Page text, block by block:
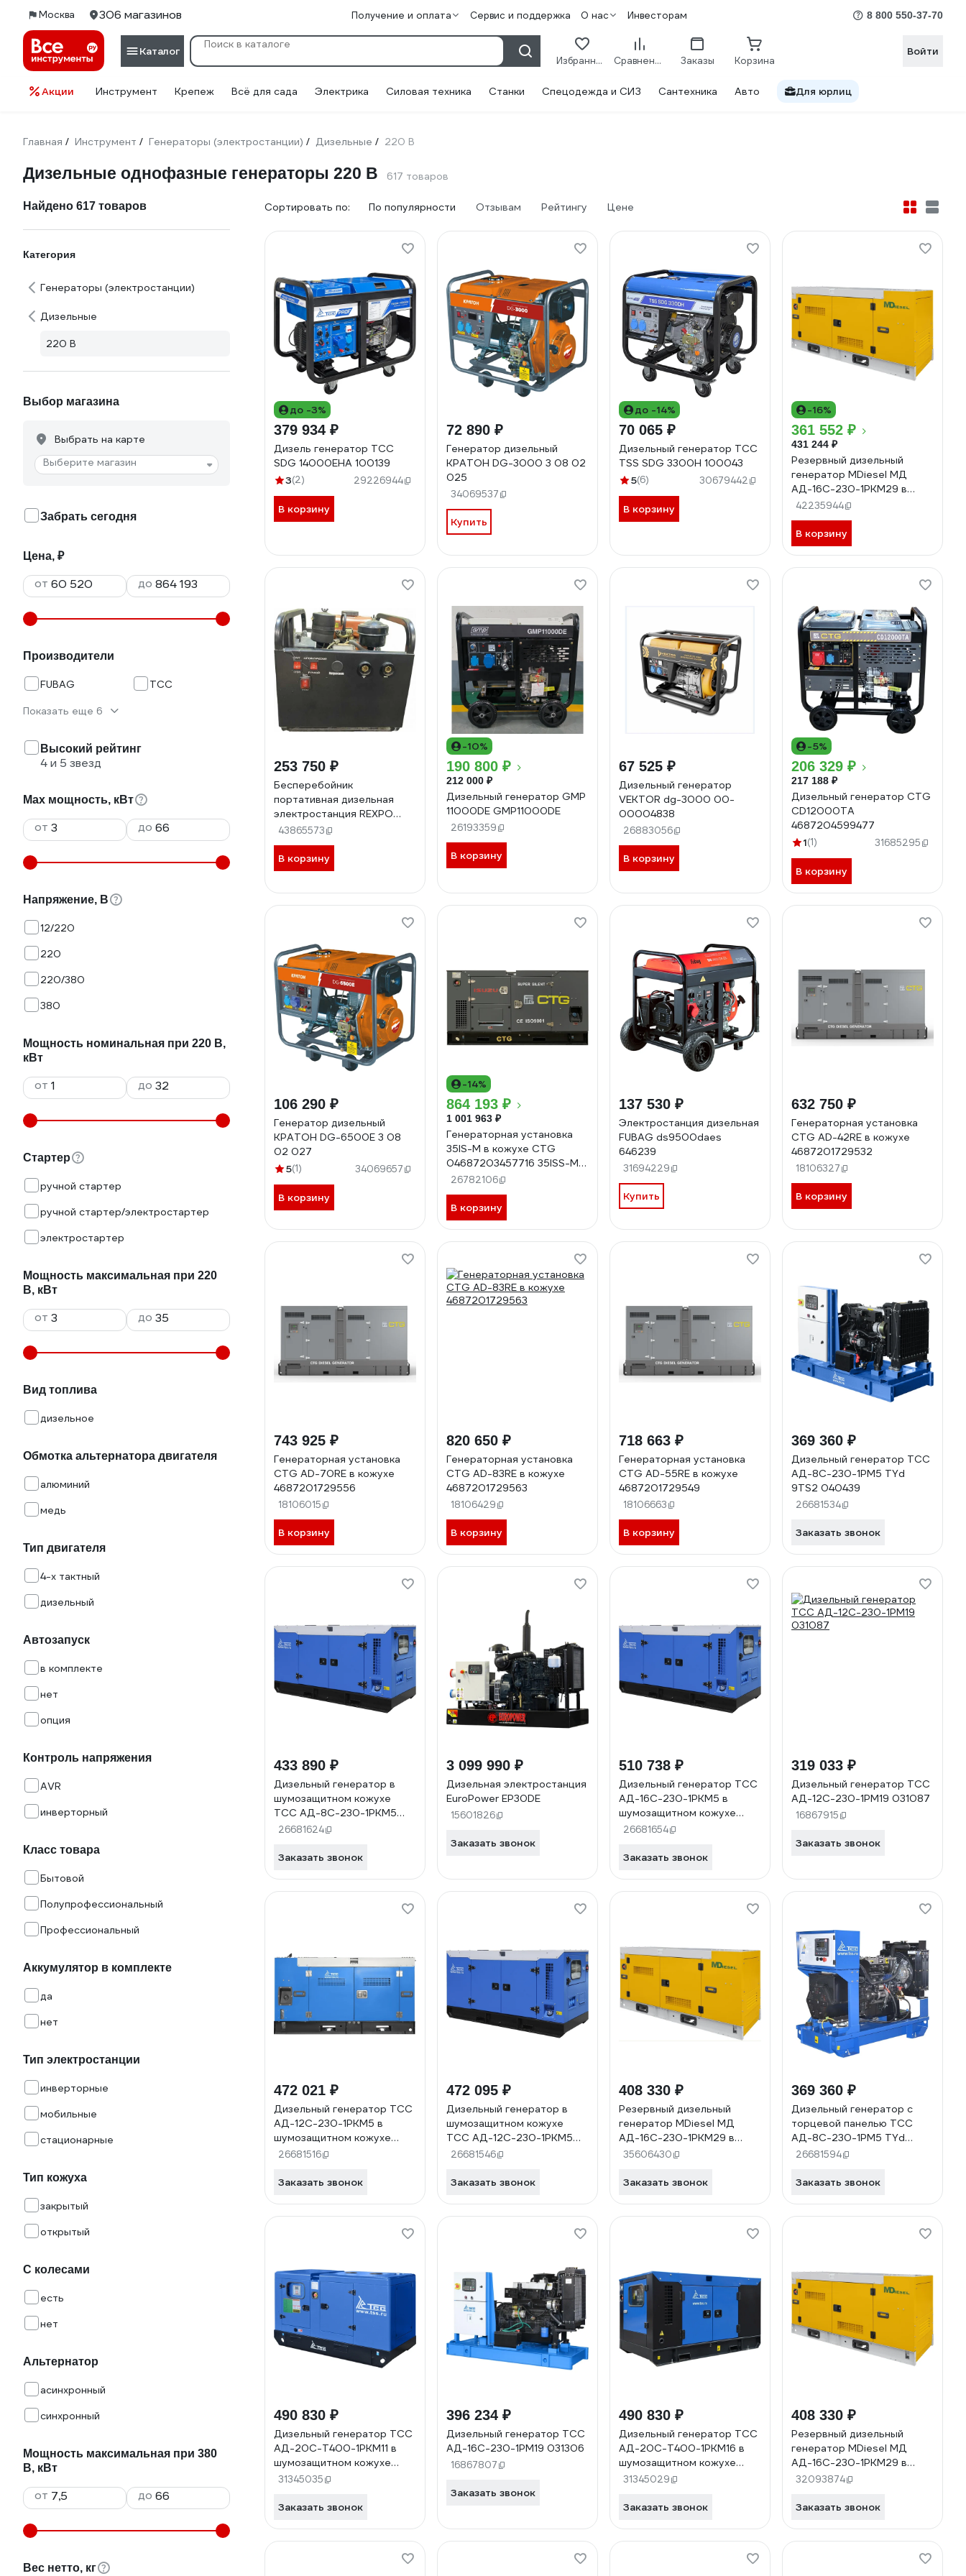
Москва 306 магазинов Получение и оплата Сервис и поддержка О нас Инвесторам 8 800 550-37-70
Каталог
Избранное Сравнение Заказы Корзина
Войти
Акции Инструмент Крепеж Всё для сада Электрика Силовая техника Станки Спецодежда и СИЗ Сантехника Авто Для юрлиц
Главная / Инструмент / Генераторы (электростанции) / Дизельные / 220 В
Дизельные однофазные генераторы 220 В 617 товаров
Найдено 617 товаров
Категория
Генераторы (электростанции)
Дизельные
220 В
Выбор магазина
Выбрать на карте
Выберите магазин
Забрать сегодня
Цена, ₽
от до
Производители
FUBAG ТСС
Показать еще 6
Высокий рейтинг
4 и 5 звезд
Max мощность, кВт
от до
Напряжение, В
12/220
220
220/380
380
Мощность номинальная при 220 В,
кВт
от до
Стартер
ручной стартер
ручной стартер/электростартер
электростартер
Мощность максимальная при 220
В, кВт
от до
Вид топлива
дизельное
Обмотка альтернатора двигателя
алюминий
медь
Тип двигателя
4-х тактный
дизельный
Автозапуск
в комплекте
нет
опция
Контроль напряжения
AVR
инверторный
Класс товара
Бытовой
Полупрофессиональный
Профессиональный
Аккумулятор в комплекте
да
нет
Тип электростанции
инверторные
мобильные
стационарные
Тип кожуха
закрытый
открытый
С колесами
есть
нет
Альтернатор
асинхронный
синхронный
Мощность максимальная при 380
В, кВт
от до
Вес нетто, кг
Сортировать по: По популярности Отзывам Рейтингу Цене
до -3%
379 934 ₽
Дизель генератор ТСС
SDG 14000EHA 100139
3(2) 29226944
В корзину
72 890 ₽
Генератор дизельный
КРАТОН DG-3000 3 08 02
025
34069537
Купить
до -14%
70 065 ₽
Дизельный генератор ТСС
TSS SDG 3300H 100043
5(6) 30679442
В корзину
-16%
361 552 ₽
431 244 ₽
Резервный дизельный
генератор MDiesel МД
АД-16С-230-1РКМ29 в
шумозащитном кожухе
054540
42235944
В корзину
253 750 ₽
Бесперебойник
портативная дизельная
электростанция REXPO
3кВт
43865573
В корзину
-10%
190 800 ₽
212 000 ₽
Дизельный генератор GMP
11000DE GMP11000DE
26193359
В корзину
67 525 ₽
Дизельный генератор
VEKTOR dg-3000 00-
00004838
26883056
В корзину
-5%
206 329 ₽
217 188 ₽
Дизельный генератор CTG
CD12000TA
4687204599477
1(1) 31685295
В корзину
106 290 ₽
Генератор дизельный
КРАТОН DG-6500E 3 08
02 027
5(1) 34069657
В корзину
-14%
864 193 ₽
1 001 963 ₽
Генераторная установка
35IS-M в кожухе CTG
04687203457716 35ISS-M
4687203457716
26782106
В корзину
137 530 ₽
Электростанция дизельная
FUBAG ds9500daes
646239
31694229
Купить
632 750 ₽
Генераторная установка
CTG AD-42RE в кожухе
4687201729532
18106327
В корзину
743 925 ₽
Генераторная установка
CTG AD-70RE в кожухе
4687201729556
18106015
В корзину
820 650 ₽
Генераторная установка
CTG AD-83RE в кожухе
4687201729563
18106429
В корзину
718 663 ₽
Генераторная установка
CTG AD-55RE в кожухе
4687201729549
18106663
В корзину
369 360 ₽
Дизельный генератор ТСС
АД-8С-230-1РМ5 TYd
9TS2 040439
26681534
Заказать звонок
433 890 ₽
Дизельный генератор в
шумозащитном кожухе
ТСС АД-8С-230-1РКМ5
TYd 9TS ST2 040469
26681624
Заказать звонок
3 099 990 ₽
Дизельная электростанция
EuroPower EP30DE
15601826
Заказать звонок
510 738 ₽
Дизельный генератор ТСС
АД-16С-230-1РКМ5 в
шумозащитном кожухе
041299
26681654
Заказать звонок
319 033 ₽
Дизельный генератор ТСС
АД-12С-230-1РМ19 031087
16867915
Заказать звонок
472 021 ₽
Дизельный генератор ТСС
АД-12С-230-1РКМ5 в
шумозащитном кожухе
14TS ST2 039451
26681516
Заказать звонок
472 095 ₽
Дизельный генератор в
шумозащитном кожухе
ТСС АД-12С-230-1РКМ5
TQc 14TS ST2 040179
26681546
Заказать звонок
408 330 ₽
Резервный дизельный
генератор MDiesel МД
АД-16С-230-1РКМ29 в
шумозащитном кожухе
35606430
Заказать звонок
369 360 ₽
Дизельный генератор с
торцевой панелью ТСС
АД-8С-230-1РМ5 TYd
9TS2 041094
26681594
Заказать звонок
490 830 ₽
Дизельный генератор ТСС
АД-20С-Т400-1РКМ11 в
шумозащитном кожухе
042368
31345035
Заказать звонок
396 234 ₽
Дизельный генератор ТСС
АД-16С-230-1РМ19 031306
16867807
Заказать звонок
490 830 ₽
Дизельный генератор ТСС
АД-20С-Т400-1РКМ16 в
шумозащитном кожухе
042575
31345029
Заказать звонок
408 330 ₽
Резервный дизельный
генератор MDiesel МД
АД-16С-230-1РКМ29 в
шумозащитном кожухе
32093874
Заказать звонок